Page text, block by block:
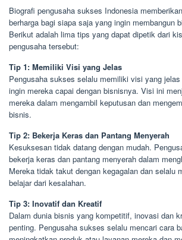
Biografi pengusaha sukses Indonesia
berharga bagi siapa saja yang ingin membangun
Berikut adalah lima tips yang dapat dipetik dari
pengusaha tersebut:
Tip 1: Memiliki Visi yang Jelas
Pengusaha sukses selalu memiliki visi yang
ingin mereka capai dengan bisnisnya. Visi ini
mereka dalam mengambil keputusan dan
bisnis.
Tip 2: Bekerja Keras dan Pantang Menyerah
Kesuksesan tidak datang dengan mudah.
bekerja keras dan pantang menyerah dalam
Mereka tidak takut dengan kegagalan dan selalu
belajar dari kesalahan.
Tip 3: Inovatif dan Kreatif
Dalam dunia bisnis yang kompetitif, inovasi dan
penting. Pengusaha sukses selalu mencari cara